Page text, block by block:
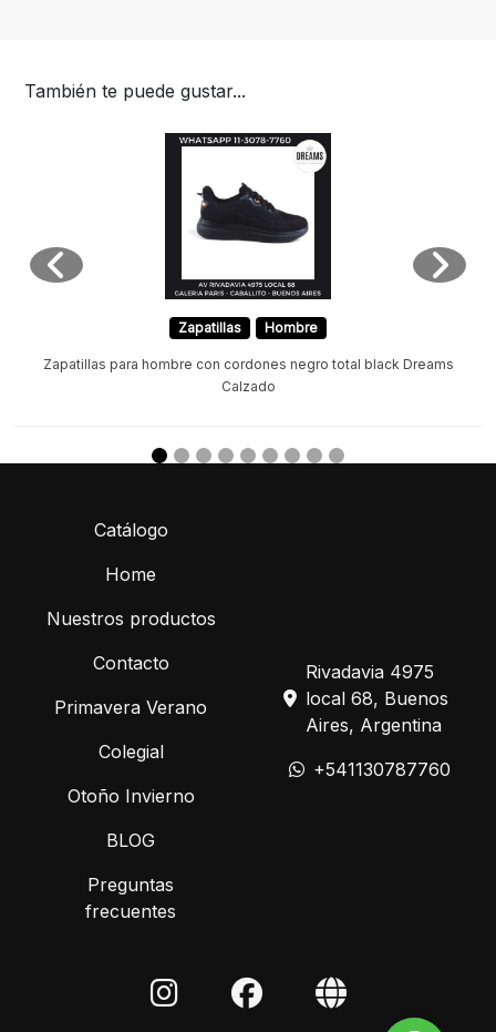
También te puede gustar...
Zapatillas Hombre
Zapatillas para hombre con cordones negro total black Dreams
Calzado
Catálogo
Home
Nuestros productos
Contacto
Primavera Verano
Colegial
Otoño Invierno
BLOG
Preguntas
frecuentes
Rivadavia 4975
local 68, Buenos
Aires, Argentina
+541130787760